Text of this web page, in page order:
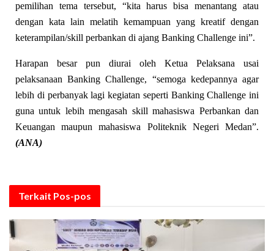
pemilihan tema tersebut, “kita harus bisa menantang atau
dengan kata lain melatih kemampuan yang kreatif dengan
keterampilan/skill perbankan di ajang Banking Challenge ini”.
Harapan besar pun diurai oleh Ketua Pelaksana usai
pelaksanaan Banking Challenge, “semoga kedepannya agar
lebih di perbanyak lagi kegiatan seperti Banking Challenge ini
guna untuk lebih mengasah skill mahasiswa Perbankan dan
Keuangan maupun mahasiswa Politeknik Negeri Medan”.
(ANA)
Terkait Pos-pos